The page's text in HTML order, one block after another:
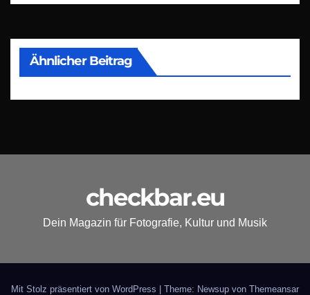
Ähnlicher Beitrag
checkbar.eu
Dein Magazin für Fotografie, Kultur und Musik
Mit Stolz präsentiert von WordPress | Theme: Newsup von Themeansar